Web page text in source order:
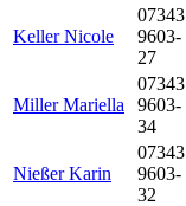
Keller Nicole
07343
9603-
27
Miller Mariella
07343
9603-
34
Nießer Karin
07343
9603-
32